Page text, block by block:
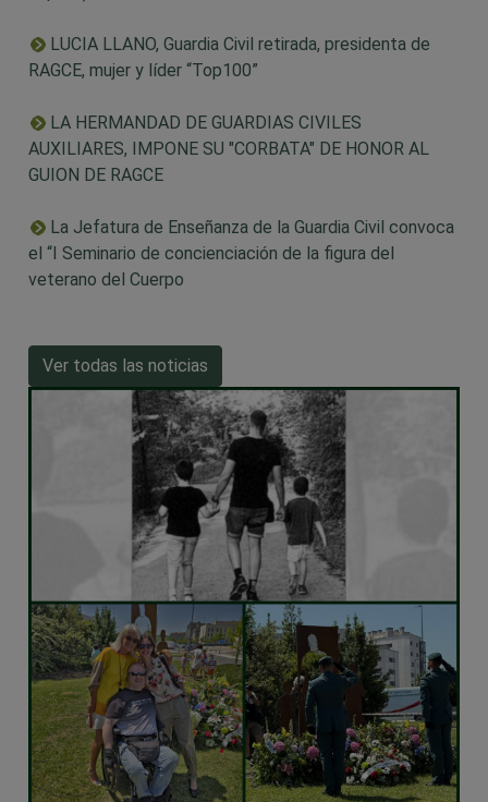
LUCIA LLANO, Guardia Civil retirada, presidenta de
RAGCE, mujer y líder “Top100”
LA HERMANDAD DE GUARDIAS CIVILES
AUXILIARES, IMPONE SU "CORBATA" DE HONOR AL
GUION DE RAGCE
La Jefatura de Enseñanza de la Guardia Civil convoca
el “I Seminario de concienciación de la figura del
veterano del Cuerpo
Ver todas las noticias